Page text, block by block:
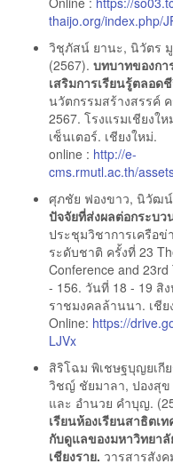
thaijo.org/index.php/
วิชุภัสน์ ยานะ, นิวัตร
(2567). บทบาทของกา
เสริมการเรียนรู้ตลอด
นวัตกรรมสร้างสรรค์
2567. โรงแรมเชียงใ
เซ็นเตอร์. เชียงใหม่.
online : http://e-
cms.rmutl.ac.th/
ศุภชัย ฟองขาว, นิวัฒน์
ปัจจัยที่ส่งผลต่อกระบ
ประชุมวิชาการเครือข่
ระดับชาติ ครั้งที่ 23
Conference and
- 156. วันที่ 18 - 19 สิ
ราชมงคลล้านนา. เชีย
Online: https://
LJVx
สิริโฉม พิเชษฐบุญยเกี
วิชญ์ ชัยมาลา, ปองสุ
และ อำนวย คำบุญ.
เรียนห้องเรียนสาธิตเ
กับดูแลของมหาวิทยา
เชียงราย. วารสารสัง